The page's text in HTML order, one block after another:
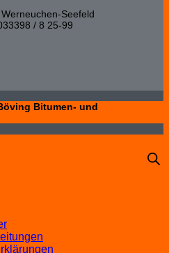
Seefeld
/ 8 25-99
Bitumen- und